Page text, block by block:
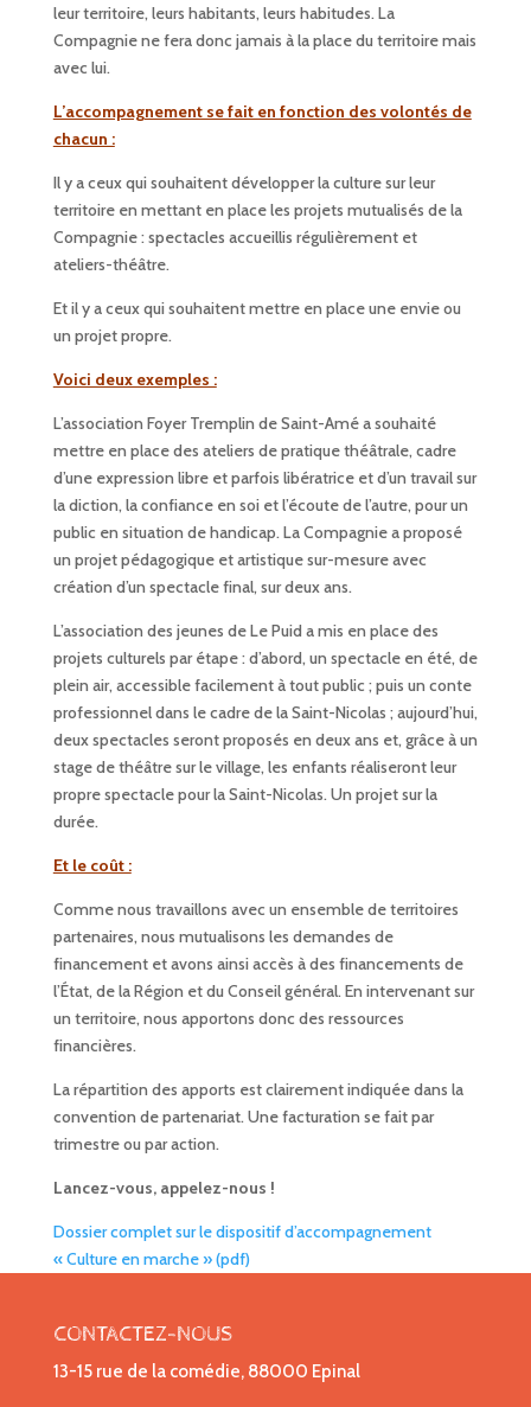
leur territoire, leurs habitants, leurs habitudes. La
Compagnie ne fera donc jamais à la place du territoire mais
avec lui.
L’accompagnement se fait en fonction des volontés de
chacun :
Il y a ceux qui souhaitent développer la culture sur leur
territoire en mettant en place les projets mutualisés de la
Compagnie : spectacles accueillis régulièrement et
ateliers-théâtre.
Et il y a ceux qui souhaitent mettre en place une envie ou
un projet propre.
Voici deux exemples :
L’association Foyer Tremplin de Saint-Amé a souhaité
mettre en place des ateliers de pratique théâtrale, cadre
d’une expression libre et parfois libératrice et d’un travail sur
la diction, la confiance en soi et l’écoute de l’autre, pour un
public en situation de handicap. La Compagnie a proposé
un projet pédagogique et artistique sur-mesure avec
création d’un spectacle final, sur deux ans.
L’association des jeunes de Le Puid a mis en place des
projets culturels par étape : d’abord, un spectacle en été, de
plein air, accessible facilement à tout public ; puis un conte
professionnel dans le cadre de la Saint-Nicolas ; aujourd’hui,
deux spectacles seront proposés en deux ans et, grâce à un
stage de théâtre sur le village, les enfants réaliseront leur
propre spectacle pour la Saint-Nicolas. Un projet sur la
durée.
Et le coût :
Comme nous travaillons avec un ensemble de territoires
partenaires, nous mutualisons les demandes de
financement et avons ainsi accès à des financements de
l’État, de la Région et du Conseil général. En intervenant sur
un territoire, nous apportons donc des ressources
financières.
La répartition des apports est clairement indiquée dans la
convention de partenariat. Une facturation se fait par
trimestre ou par action.
Lancez-vous, appelez-nous !
Dossier complet sur le dispositif d’accompagnement
« Culture en marche » (pdf)
CONTACTEZ-NOUS
13-15 rue de la comédie, 88000 Epinal